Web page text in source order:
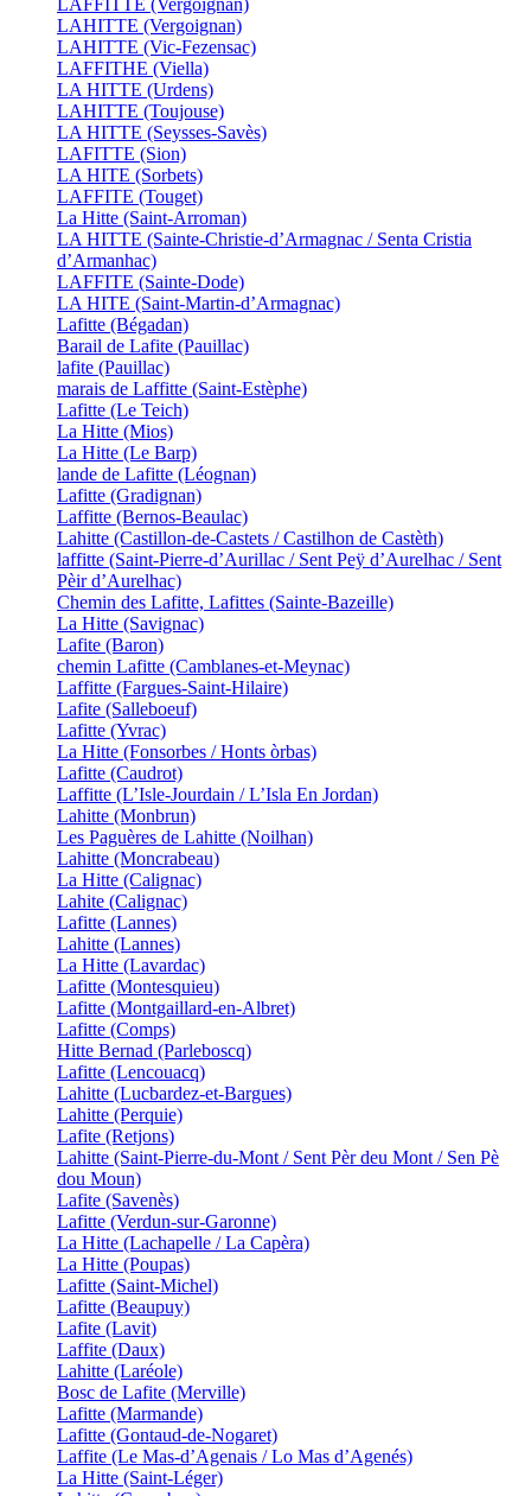
LAFFITTE (Vergoignan)
LAHITTE (Vergoignan)
LAHITTE (Vic-Fezensac)
LAFFITHE (Viella)
LA HITTE (Urdens)
LAHITTE (Toujouse)
LA HITTE (Seysses-Savès)
LAFITTE (Sion)
LA HITE (Sorbets)
LAFFITE (Touget)
La Hitte (Saint-Arroman)
LA HITTE (Sainte-Christie-d’Armagnac / Senta Cristia
d’Armanhac)
LAFFITE (Sainte-Dode)
LA HITE (Saint-Martin-d’Armagnac)
Lafitte (Bégadan)
Barail de Lafite (Pauillac)
lafite (Pauillac)
marais de Laffitte (Saint-Estèphe)
Lafitte (Le Teich)
La Hitte (Mios)
La Hitte (Le Barp)
lande de Lafitte (Léognan)
Lafitte (Gradignan)
Laffitte (Bernos-Beaulac)
Lahitte (Castillon-de-Castets / Castilhon de Castèth)
laffitte (Saint-Pierre-d’Aurillac / Sent Peÿ d’Aurelhac / Sent
Pèir d’Aurelhac)
Chemin des Lafitte, Lafittes (Sainte-Bazeille)
La Hitte (Savignac)
Lafite (Baron)
chemin Lafitte (Camblanes-et-Meynac)
Laffitte (Fargues-Saint-Hilaire)
Lafite (Salleboeuf)
Lafitte (Yvrac)
La Hitte (Fonsorbes / Honts òrbas)
Lafitte (Caudrot)
Laffitte (L’Isle-Jourdain / L’Isla En Jordan)
Lahitte (Monbrun)
Les Paguères de Lahitte (Noilhan)
Lahitte (Moncrabeau)
La Hitte (Calignac)
Lahite (Calignac)
Lafitte (Lannes)
Lahitte (Lannes)
La Hitte (Lavardac)
Lafitte (Montesquieu)
Lafitte (Montgaillard-en-Albret)
Lafitte (Comps)
Hitte Bernad (Parleboscq)
Lafitte (Lencouacq)
Lahitte (Lucbardez-et-Bargues)
Lahitte (Perquie)
Lafite (Retjons)
Lahitte (Saint-Pierre-du-Mont / Sent Pèr deu Mont / Sen Pè
dou Moun)
Lafite (Savenès)
Lafitte (Verdun-sur-Garonne)
La Hitte (Lachapelle / La Capèra)
La Hitte (Poupas)
Lafitte (Saint-Michel)
Lafitte (Beaupuy)
Lafite (Lavit)
Laffite (Daux)
Lahitte (Laréole)
Bosc de Lafite (Merville)
Lafitte (Marmande)
Lafitte (Gontaud-de-Nogaret)
Laffite (Le Mas-d’Agenais / Lo Mas d’Agenés)
La Hitte (Saint-Léger)